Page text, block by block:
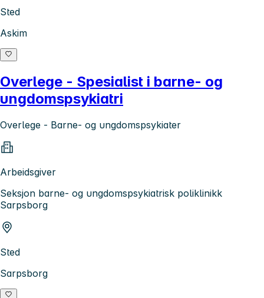
Sted
Askim
Overlege - Spesialist i barne- og
ungdomspsykiatri
Overlege - Barne- og ungdomspsykiater
Arbeidsgiver
Seksjon barne- og ungdomspsykiatrisk poliklinikk
Sarpsborg
Sted
Sarpsborg